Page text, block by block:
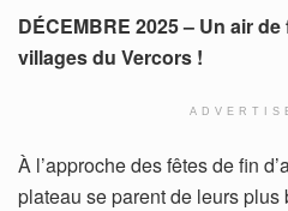
DÉCEMBRE 2025 – Un air
villages du Vercors !
À l’approche des fêtes de fin
plateau se parent de leurs plus